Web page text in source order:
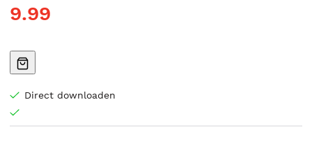
9.99
Direct downloaden